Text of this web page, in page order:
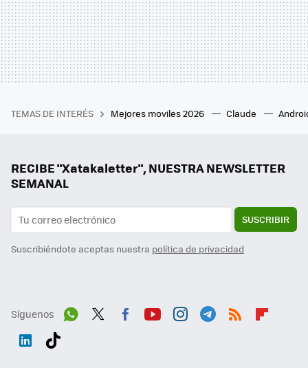
TEMAS DE INTERÉS Mejores moviles 2026 Claude
RECIBE "Xatakaletter", NUESTRA NEWSLETTER
SEMANAL
SUSCRIBIR
Suscribiéndote aceptas nuestra política de privacidad
Síguenos